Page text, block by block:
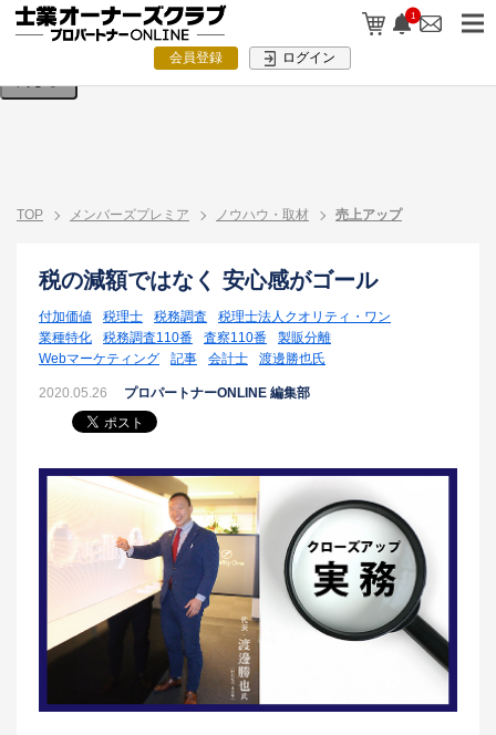
1
会員登録 ログイン
検索条件を入力してください。
TOP メンバーズプレミア ノウハウ・取材 売上アップ
税の減額ではなく 安心感がゴール
付加価値 税理士 税務調査
税理士法人クオリティ・ワン
業種特化
税務調査110番 査察110番
製販分離
Webマーケティング
記事 会計士 渡邊勝也氏
2020.05.26 プロパートナーONLINE 編集部